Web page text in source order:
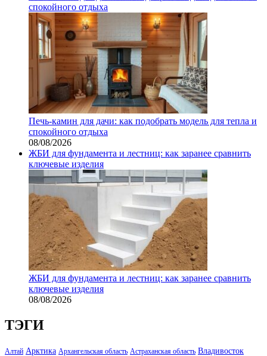
спокойного отдыха
Печь-камин для дачи: как подобрать модель для тепла и
спокойного отдыха
08/08/2026
ЖБИ для фундамента и лестниц: как заранее сравнить
ключевые изделия
ЖБИ для фундамента и лестниц: как заранее сравнить
ключевые изделия
08/08/2026
ТЭГИ
Алтай Арктика Архангельская область Астраханская область Владивосток